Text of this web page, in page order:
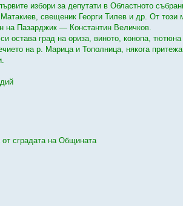
избори за депутати в Областното
свещеник Георги Тилев и др. От този
на Пазарджик — Константин Величков.
остава град на ориза, виното, конопа, тютюна
на р. Марица и Тополница, някога
от сградата на Общината